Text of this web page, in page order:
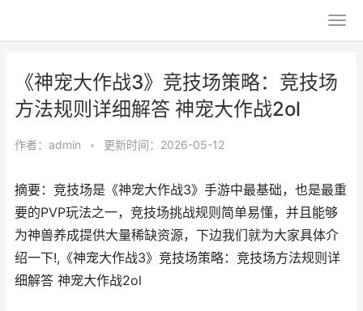
《神宠大作战3》竞技场策略：竞技场
方法规则详细解答 神宠大作战2ol
作者： admin • 更新时间：2026-05-12
摘要：竞技场是《神宠大作战3》手游中最基础，也是最重
要的PVP玩法之一，竞技场挑战规则简单易懂，并且能够
为神兽养成提供大量稀缺资源，下边我们就为大家具体介
绍一下!,《神宠大作战3》竞技场策略：竞技场方法规则详
细解答 神宠大作战2ol